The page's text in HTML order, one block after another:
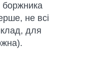
боржника
не всі
для